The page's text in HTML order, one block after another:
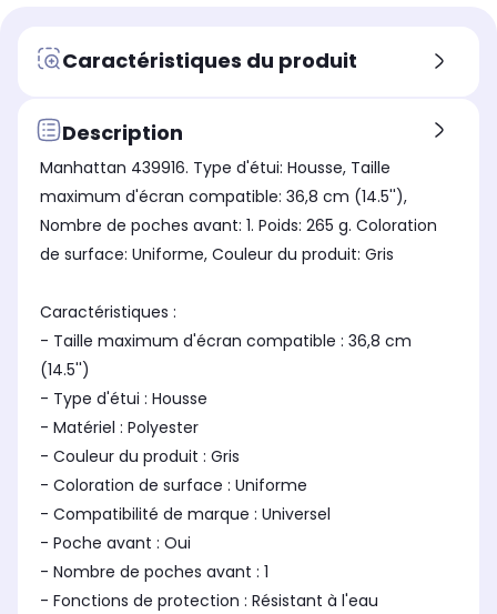
Caractéristiques du produit
Description
Manhattan 439916. Type d'étui: Housse, Taille
maximum d'écran compatible: 36,8 cm (14.5''),
Nombre de poches avant: 1. Poids: 265 g. Coloration
de surface: Uniforme, Couleur du produit: Gris
Caractéristiques :
- Taille maximum d'écran compatible : 36,8 cm
(14.5'')
- Type d'étui : Housse
- Matériel : Polyester
- Couleur du produit : Gris
- Coloration de surface : Uniforme
- Compatibilité de marque : Universel
- Poche avant : Oui
- Nombre de poches avant : 1
- Fonctions de protection : Résistant à l'eau